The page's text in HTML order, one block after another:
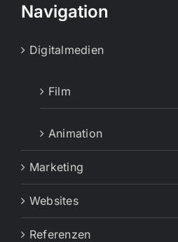
Navigation
Digitalmedien
Film
Animation
Marketing
Websites
Referenzen